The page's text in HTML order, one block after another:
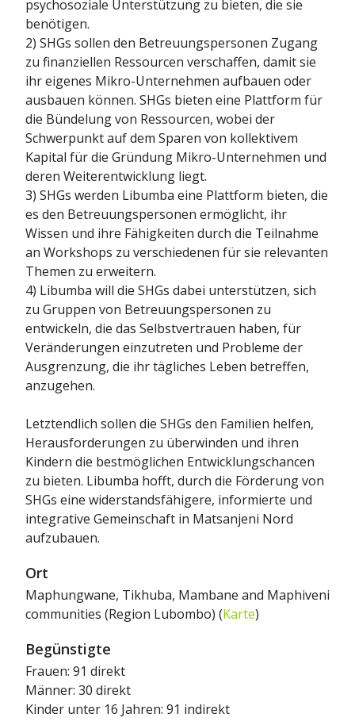
psychosoziale Unterstützung zu bieten, die sie
benötigen.
2) SHGs sollen den Betreuungspersonen Zugang
zu finanziellen Ressourcen verschaffen, damit sie
ihr eigenes Mikro-Unternehmen aufbauen oder
ausbauen können. SHGs bieten eine Plattform für
die Bündelung von Ressourcen, wobei der
Schwerpunkt auf dem Sparen von kollektivem
Kapital für die Gründung Mikro-Unternehmen und
deren Weiterentwicklung liegt.
3) SHGs werden Libumba eine Plattform bieten, die
es den Betreuungspersonen ermöglicht, ihr
Wissen und ihre Fähigkeiten durch die Teilnahme
an Workshops zu verschiedenen für sie relevanten
Themen zu erweitern.
4) Libumba will die SHGs dabei unterstützen, sich
zu Gruppen von Betreuungspersonen zu
entwickeln, die das Selbstvertrauen haben, für
Veränderungen einzutreten und Probleme der
Ausgrenzung, die ihr tägliches Leben betreffen,
anzugehen.
Letztendlich sollen die SHGs den Familien helfen,
Herausforderungen zu überwinden und ihren
Kindern die bestmöglichen Entwicklungschancen
zu bieten. Libumba hofft, durch die Förderung von
SHGs eine widerstandsfähigere, informierte und
integrative Gemeinschaft in Matsanjeni Nord
aufzubauen.
Ort
Maphungwane, Tikhuba, Mambane and Maphiveni
communities (Region Lubombo) (Karte)
Begünstigte
Frauen: 91 direkt
Männer: 30 direkt
Kinder unter 16 Jahren: 91 indirekt